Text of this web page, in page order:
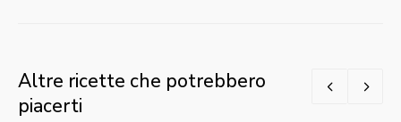
Altre ricette che potrebbero
piacerti